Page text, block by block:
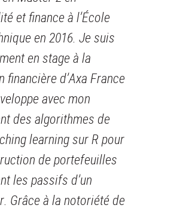
et finance à l’École
en 2016. Je suis
en stage à la
financière d’Axa France
avec mon
des algorithmes de
learning sur R pour
de portefeuilles
les passifs d’un
Grâce à la notoriété de